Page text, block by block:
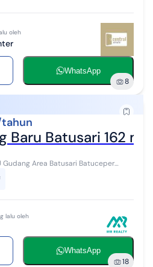
oleh
WhatsApp
8
Baru Batusari 162
LB 162 m² Tinggi Gudang 10 Meter
lalu oleh
WhatsApp
18